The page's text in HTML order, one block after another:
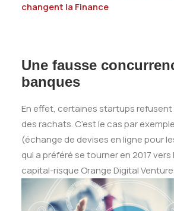
changent la Finance
Une fausse
banques
En effet, certaines startups refusent
des rachats. C’est le cas par
(échange de devises en ligne pour
qui a préféré se tourner en 2017
capital-risque Orange Digital